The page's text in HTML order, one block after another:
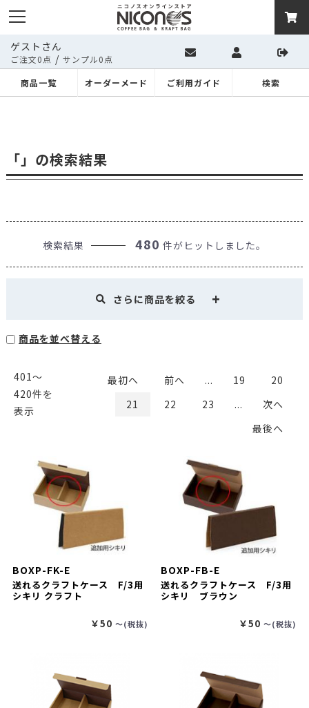
ゲストさん
ご注文0点 / サンプル0点
商品一覧
オーダーメード ご利用ガイド 検索
「」の検索結果
検索結果 480 件がヒットしました。
さらに商品を絞る
商品を並べ替える
401〜
420件を
表示
最初へ 前へ ... 19
20
21
22 23 ...
次へ
最後へ
BOXP-FK-E
送れるクラフトケース F/3用
シキリ クラフト
￥50 〜(税抜)
BOXP-FB-E
送れるクラフトケース F/3用
シキリ ブラウン
￥50 〜(税抜)